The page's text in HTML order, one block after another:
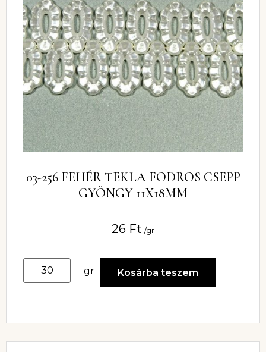
03-256 FEHÉR TEKLA FODROS CSEPP
GYÖNGY 11X18MM
26 Ft /gr
gr Kosárba teszem